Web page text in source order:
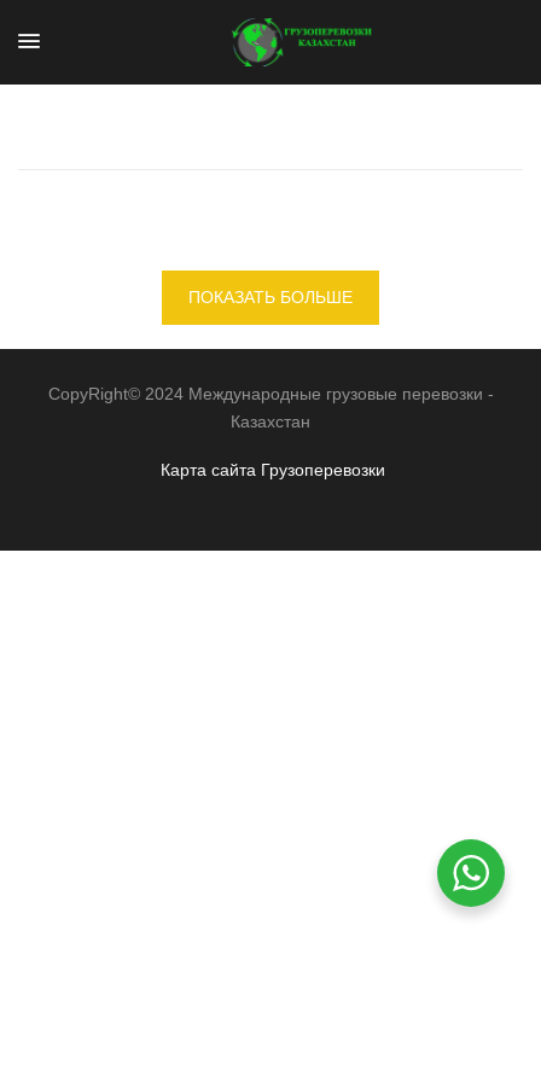
ПОКАЗАТЬ БОЛЬШЕ
CopyRight© 2024 Международные грузовые перевозки -
Казахстан
Карта сайта Грузоперевозки